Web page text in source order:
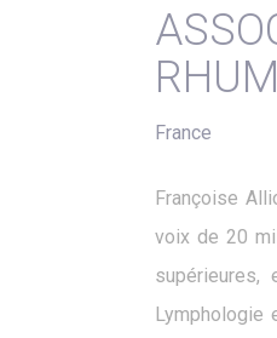
France
Françoise
voix de 20
supérieures,
Lymphologie